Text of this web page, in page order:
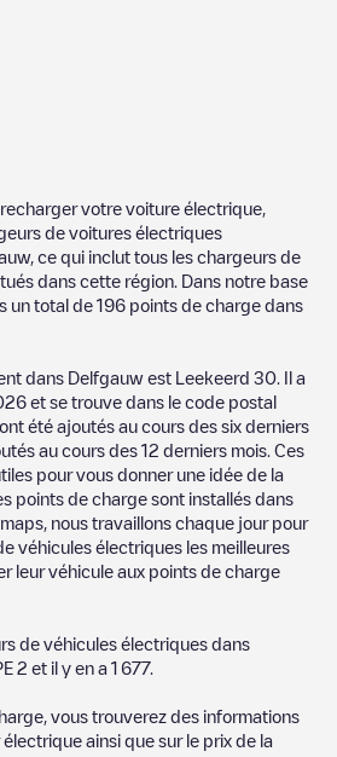
votre voiture électrique,
de voitures électriques
, ce qui inclut tous les chargeurs de
dans cette région. Dans notre base
un total de 196 points de charge dans
dans Delfgauw est Leekeerd 30 . Il a
et se trouve dans le code postal
ont été ajoutés au cours des six derniers
au cours des 12 derniers mois. Ces
pour vous donner une idée de la
points de charge sont installés dans
nous travaillons chaque jour pour
véhicules électriques les meilleures
leur véhicule aux points de charge
de véhicules électriques dans
2 et il y en a 1 677.
vous trouverez des informations
ainsi que sur le prix de la